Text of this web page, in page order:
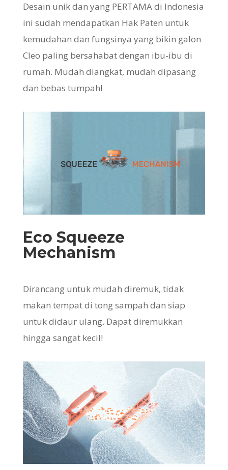
Desain unik dan yang PERTAMA di Indonesia
ini sudah mendapatkan Hak Paten untuk
kemudahan dan fungsinya yang bikin galon
Cleo paling bersahabat dengan ibu-ibu di
rumah. Mudah diangkat, mudah dipasang
dan bebas tumpah!
Eco Squeeze
Mechanism
Dirancang untuk mudah diremuk, tidak
makan tempat di tong sampah dan siap
untuk didaur ulang. Dapat diremukkan
hingga sangat kecil!